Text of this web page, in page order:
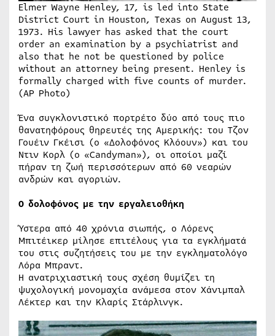
Elmer Wayne Henley, 17, is led into State
District Court in Houston, Texas on August 13,
1973. His lawyer has asked that the court
order an examination by a psychiatrist and
also that he not be questioned by police
without an attorney being present. Henley is
formally charged with five counts of murder.
(AP Photo)
Ένα συγκλονιστικό πορτρέτο δύο από τους πιο
θανατηφόρους θηρευτές της Αμερικής: του Τζον
Γουέιν Γκέισι (ο «Δολοφόνος Κλόουν») και του
Ντιν Κορλ (ο «Candyman»), οι οποίοι μαζί
πήραν τη ζωή περισσότερων από 60 νεαρών
ανδρών και αγοριών.
Ο δολοφόνος με την εργαλειοθήκη
Ύστερα από 40 χρόνια σιωπής, ο Λόρενς
Μπιτέικερ μίλησε επιτέλους για τα εγκλήματά
του στις συζητήσεις του με την εγκληματολόγο
Λόρα Μπραντ.
Η ανατριχιαστική τους σχέση θυμίζει τη
ψυχολογική μονομαχία ανάμεσα στον Χάνιμπαλ
Λέκτερ και την Κλαρίς Στάρλινγκ.